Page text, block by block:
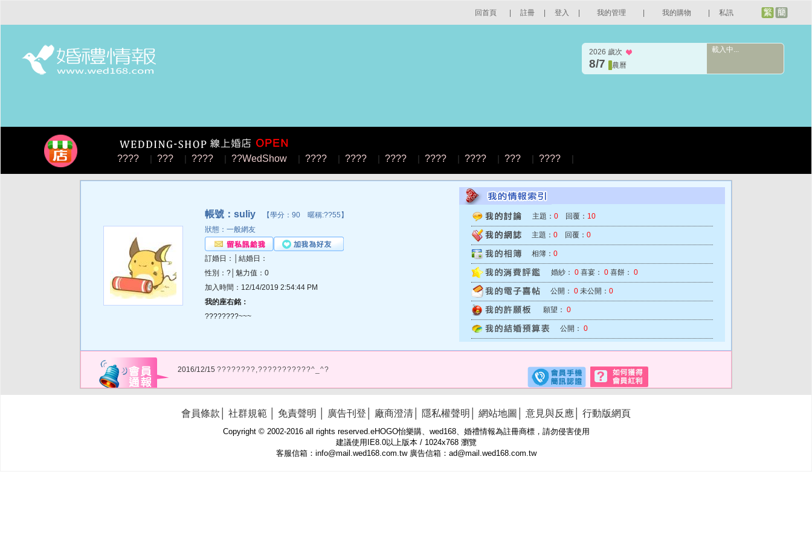
回首頁 註冊 登入 我的管理 我的購物 私訊
2026 歲次
8/7 農曆
載入中...
???? | ??? | ???? | ??WedShow | ???? | ???? | ???? | ???? | ???? | ??? | ???? |
帳號：suliy 【學分：90 暱稱:??55】
狀態：一般網友
訂婚日：│結婚日：
性別：?│魅力值：0
加入時間：12/14/2019 2:54:44 PM
我的座右銘：
????????~~~
主題： 0 回覆： 10
主題： 0 回覆： 0
相簿： 0
婚紗： 0 喜宴： 0 喜餅： 0
公開： 0 未公開： 0
願望： 0
公開： 0
2016/12/15 ????????,???????????^_^?
會員條款 社群規範 免責聲明 廣告刊登 廠商澄清 隱私權聲明 網站地圖 意見與反應 行動版網頁
Copyright © 2002-2016 all rights reserved.eHOGO怡樂購、wed168、婚禮情報為註冊商標，請勿侵害使用
建議使用IE8.0以上版本 / 1024x768 瀏覽
客服信箱：info@mail.wed168.com.tw 廣告信箱：ad@mail.wed168.com.tw